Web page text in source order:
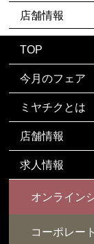
店舗情報
TOP
今月のフェア
ミヤチクとは
店舗情報
求人情報
オンライン
コーポレー